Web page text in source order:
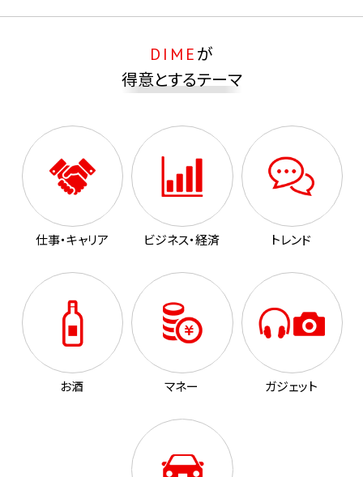
DIMEが
得意とするテーマ
仕事・キャリア ビジネス・経済 トレンド
お酒 マネー ガジェット